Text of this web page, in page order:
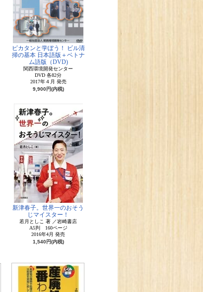
ピカタンと学ぼう！ ビル清
掃の基本 日本語版＋ベトナ
ム語版（DVD)
関西環境開発センター
DVD 各82分
2017年４月 発売
9,900円(内税)
新津春子。世界一のおそう
じマイスター！
若月としこ 著 ／岩崎書店
A5判 160ページ
2016年4月 発売
1,540円(内税)